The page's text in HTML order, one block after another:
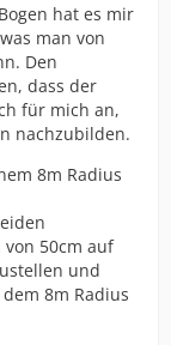
hat es mir
man von
Den
dass der
für mich an,
nachzubilden.
8m Radius
50cm auf
und
8m Radius